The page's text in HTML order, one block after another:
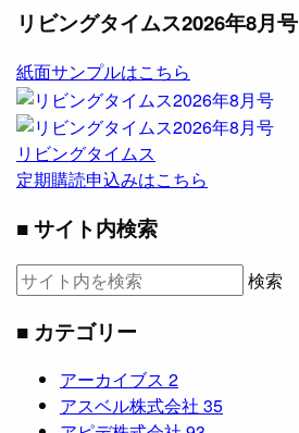
リビングタイムス2026年8月号
紙面サンプルはこちら
リビングタイムス
定期購読申込みはこちら
■ サイト内検索
検索
■ カテゴリー
アーカイブス 2
アスベル株式会社 35